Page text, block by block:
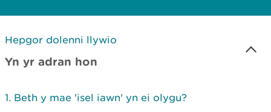
Hepgor dolenni llywio
Yn yr adran hon
Beth y mae 'isel iawn' yn ei olygu?